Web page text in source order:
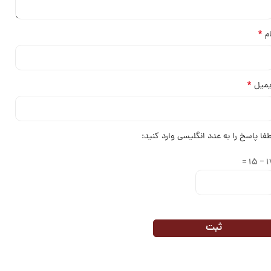
*
*
پاسخ را به عدد انگلیسی وارد کنید:
17